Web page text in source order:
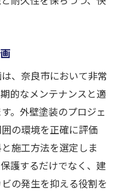
、奈良市において非常
的なメンテナンスと適
。外壁塗装のプロジェ
の環境を正確に評価
施工方法を選定しま
護するだけでなく、建
の発生を抑える役割を